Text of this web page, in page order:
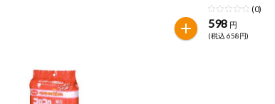
カシューナッツ
(0)
598 円
(税込 658円)